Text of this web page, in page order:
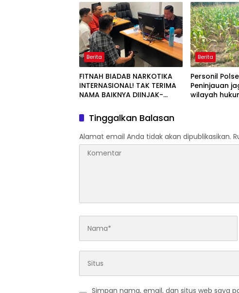
Aktivitas Z
Jalan
Berita
FITNAH BIADAB NARKOTIKA
INTERNASIONAL! TAK TERIMA
NAMA BAIKNYA DIINJAK-
WAR: SIAP Bantai DAN SERET
AKUN PEMBUNUH KARAKTER
KE PENJARA POLDA KEPRI!
Berita
Personil
Peninjauan
wilayah
Tinggalkan Balasan
Alamat email Anda tidak akan dipublikasikan.
Simpan nama, email, dan situs web saya